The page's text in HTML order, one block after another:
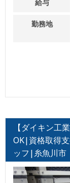
給与
勤務地
【ダイキン工
OK|資格取得
ッフ|糸魚川市